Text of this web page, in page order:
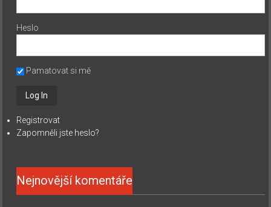
Heslo
Pamatovat si mě
Registrovat
Zapomněli jste heslo?
Nejnovější komentáře